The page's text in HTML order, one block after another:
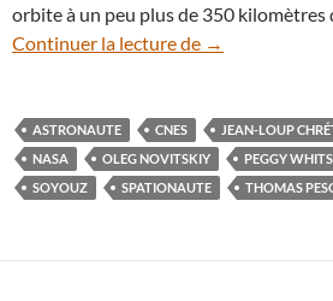
orbite à un peu plus de 350 kilomètres
Continuer la lecture de
En vidéo :
→
ASTRONAUTE CNES JEAN-LOUP
NASA
OLEG NOVITSKIY PEGGY
SOYOUZ
SPATIONAUTE THOMAS